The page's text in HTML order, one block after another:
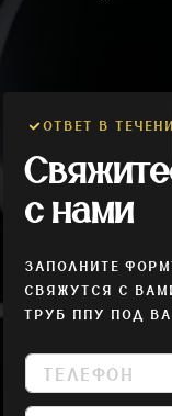
ОТВЕТ В
с нами
ЗАПОЛНИТЕ
СВЯЖУТСЯ С
ТРУБ ППУ ПОД